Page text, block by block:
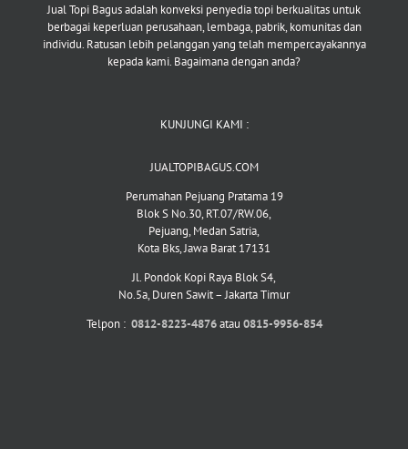
Jual Topi Bagus adalah konveksi penyedia topi berkualitas untuk
berbagai keperluan perusahaan, lembaga, pabrik, komunitas dan
individu. Ratusan lebih pelanggan yang telah mempercayakannya
kepada kami. Bagaimana dengan anda?
KUNJUNGI KAMI :
JUALTOPIBAGUS.COM
Perumahan Pejuang Pratama 19
Blok S No.30, RT.07/RW.06,
Pejuang, Medan Satria,
Kota Bks, Jawa Barat 17131
Jl. Pondok Kopi Raya Blok S4,
No.5a, Duren Sawit – Jakarta Timur
Telpon : 0812-8223-4876atau 0815-9956-854